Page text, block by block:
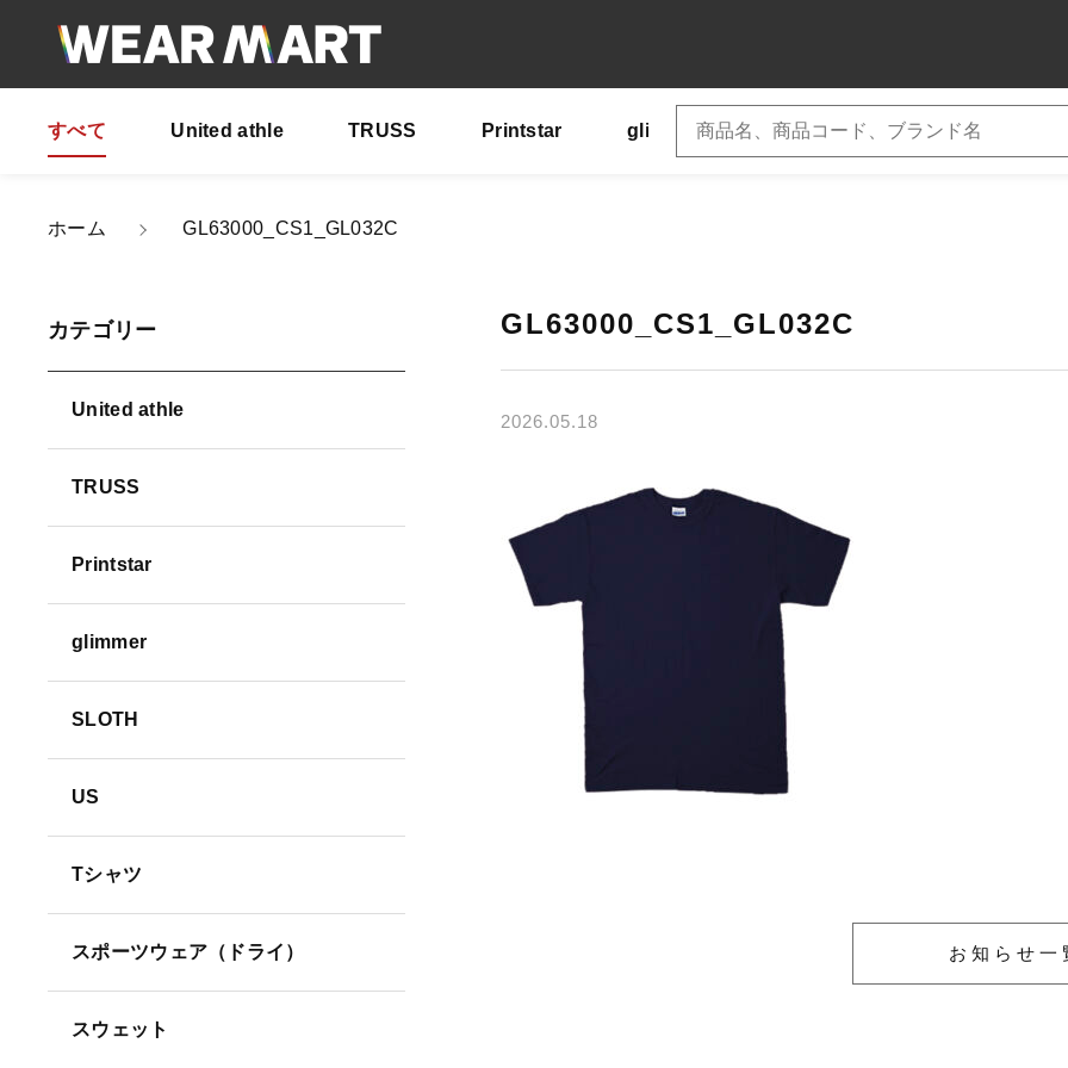
すべて United athle TRUSS Printstar glimmer SLOTH US
ホーム GL63000_CS1_GL032C
GL63000_CS1_GL032C
2026.05.18
お知らせ一
カテゴリー
United athle
TRUSS
Printstar
glimmer
SLOTH
US
Tシャツ
スポーツウェア（ドライ）
スウェット
子カテゴリ